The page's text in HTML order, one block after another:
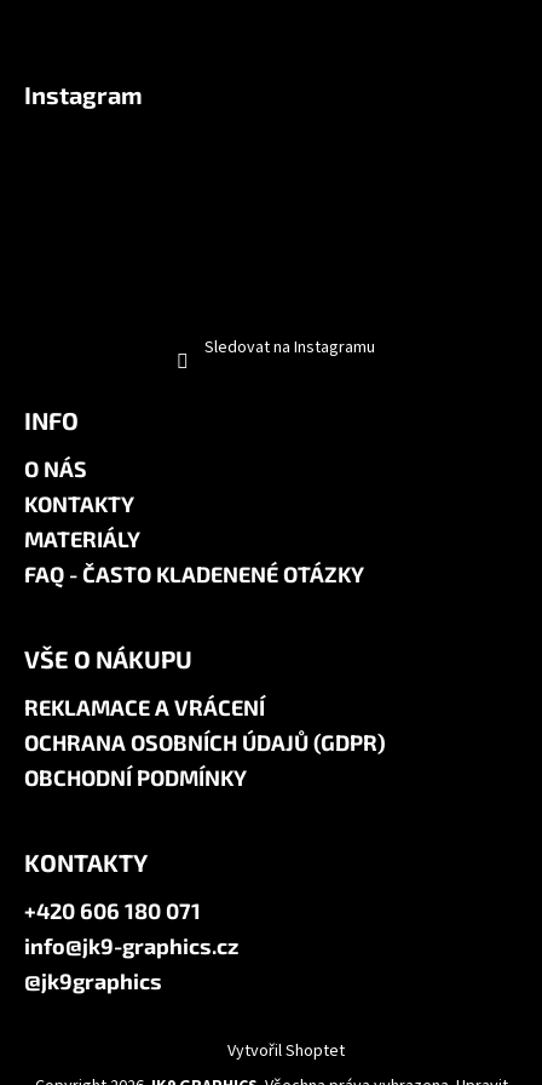
Instagram
Sledovat na Instagramu
INFO
O NÁS
KONTAKTY
MATERIÁLY
FAQ - ČASTO KLADENENÉ OTÁZKY
VŠE O NÁKUPU
REKLAMACE A VRÁCENÍ
OCHRANA OSOBNÍCH ÚDAJŮ (GDPR)
OBCHODNÍ PODMÍNKY
KONTAKTY
+420 606 180 071
info@jk9-graphics.cz
@jk9graphics
Vytvořil Shoptet